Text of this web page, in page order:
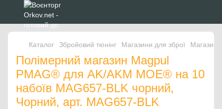
Каталог Збройовий тюнінг Магазини для зброї
Полімерний магазин Magpul
PMAG® для AK/AKM MOE® на 10
набоїв MAG657-BLK чорний,
Чорний, арт. MAG657-BLK